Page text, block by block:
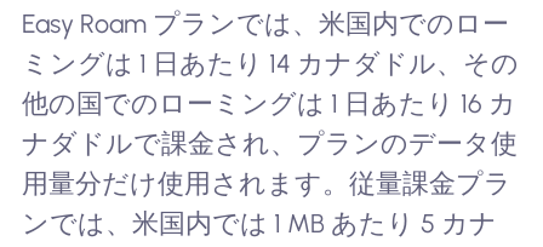
Easy Roam プランでは、米国内でのロー
ミングは 1 日あたり 14 カナダドル、その
他の国でのローミングは 1 日あたり 16 カ
ナダドルで課金され、プランのデータ使
用量分だけ使用されます。従量課金プラ
ンでは、米国内では 1 MB あたり 5 カナ